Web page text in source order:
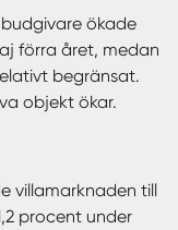
ökade
förra året, medan
begränsat.
objekt ökar.
villamarknaden till
procent under